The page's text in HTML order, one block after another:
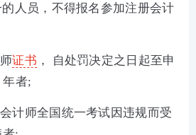
人员，不得报名参加注册会计
证书 ， 自处罚决定之日起至申
年者;
计师全国统一考试因违规而受